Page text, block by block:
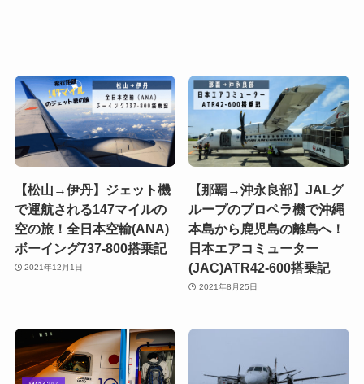
【松山→伊丹】ジェット機
で運航される147マイルの
空の旅！全日本空輸(ANA)
ボーイング737-800搭乗記
2021年12月1日
【那覇→沖永良部】JALグ
ループのプロペラ機で沖縄
本島から鹿児島の離島へ！
日本エアコミューター
(JAC)ATR42-600搭乗記
2021年8月25日